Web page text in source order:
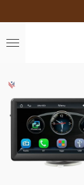
direct
naar
de